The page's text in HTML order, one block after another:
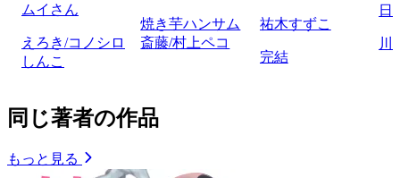
ムイさん
えろき/コノシロ
しんこ
焼き芋ハンサム
斎藤/村上ペコ
祐木すずこ
完結
日
川
同じ著者の作品
もっと見る